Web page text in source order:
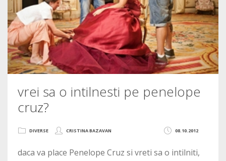
vrei sa o intilnesti pe penelope
cruz?
08.10.2012
DIVERSE CRISTINA BAZAVAN
daca va place Penelope Cruz si vreti sa o intilniti,